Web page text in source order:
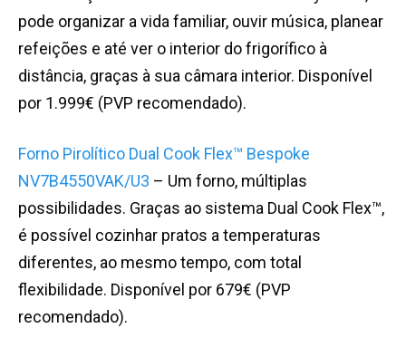
pode organizar a vida familiar, ouvir música, planear
refeições e até ver o interior do frigorífico à
distância, graças à sua câmara interior. Disponível
por 1.999€ (PVP recomendado).
Forno Pirolítico Dual Cook Flex™ Bespoke
NV7B4550VAK/U3 – Um forno, múltiplas
possibilidades. Graças ao sistema Dual Cook Flex™,
é possível cozinhar pratos a temperaturas
diferentes, ao mesmo tempo, com total
flexibilidade. Disponível por 679€ (PVP
recomendado).